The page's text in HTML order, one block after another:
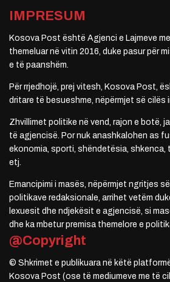
IMPRESUM
Kosova Post është Agjenci e Lajmeve
themeluar në vitin 2016, duke pasur për
e të paanshëm.
Për rrjedhojë, prej vitesh, Kosova Post,
dritare të besueshme, nëpërmjet së
Zhvillimet politike në vend, rajon e botë,
të agjencisë. Por nuk anashkalohen as
ekonomia, sporti, shëndetësia,
etj.
Emancipimi i masës, nëpërmjet ngritjes
politikave redaksionale, arrihet vetëm
lexuesit dhe ndjekësit e agjencisë, si
dhe ka mbetur premisa themelore e
@Copyright
© Shkrimet e publikuara në këtë
Kosova Post (ose të mediumeve me të